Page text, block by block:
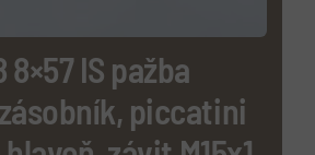
8×57 IS pažba
piccatini